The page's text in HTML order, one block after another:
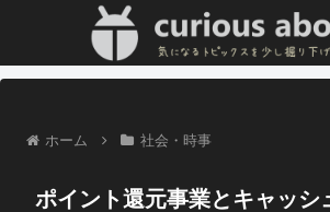
ホーム 社会・時事
ポイント還元事業とキャッシ